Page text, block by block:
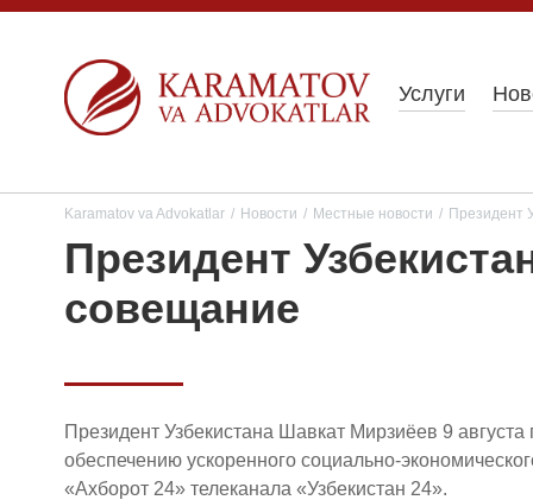
Услуги
Karamatov va Advokatlar / Новости / Местные новости / Президент
Президент
совещание
Президент Узбекистана Шавкат Мирзиёев 9
обеспечению ускоренного социально-
«Ахборот 24» телеканала «Узбекистан 24».